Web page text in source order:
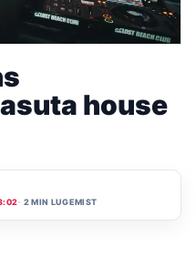
house
2 MIN LUGEMIST